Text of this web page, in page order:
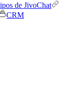
de JivoChat
CRM